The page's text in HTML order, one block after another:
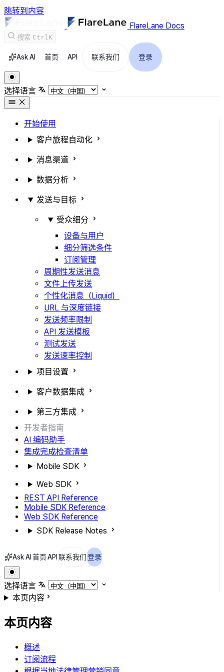
跳转到内容
FlareLane Docs
搜索 CtrlK
Ask AI 首页 API 联系我们 登录
选择语言
开始使用
客户旅程自动化
消息渠道
数据分析
发送与目标
受众细分
设备与用户
细分筛选条件
订阅管理
周期性发送消息
文件上传发送
个性化消息（Liquid）
URL 与深度链接
发送频率限制
API 发送模板
测试发送
发送速率控制
项目设置
客户数据集成
第三方集成
开发者指南
AI 编码助手
集成完成检查清单
Mobile SDK
Web SDK
REST API Reference
Mobile SDK Reference
Web SDK Reference
SDK Release Notes
Ask AI 首页API 联系我们 登录
选择语言
本页内容
本页内容
概述
订阅流程